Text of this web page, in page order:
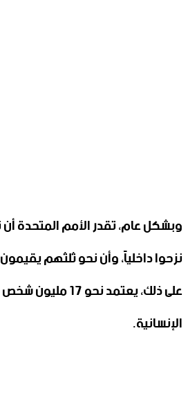
وبشكل عام، تقدر الأمم المتحدة
نزحوا داخلياً، وأن نحو ثلثهم
على ذلك، يعتمد نحو
الإنسانية.